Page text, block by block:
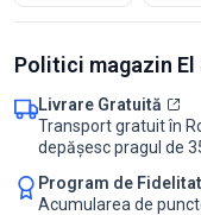
Politici magazin El
Livrare Gratuită
Transport gratuit în
depășesc pragul de
Program de
Acumularea de